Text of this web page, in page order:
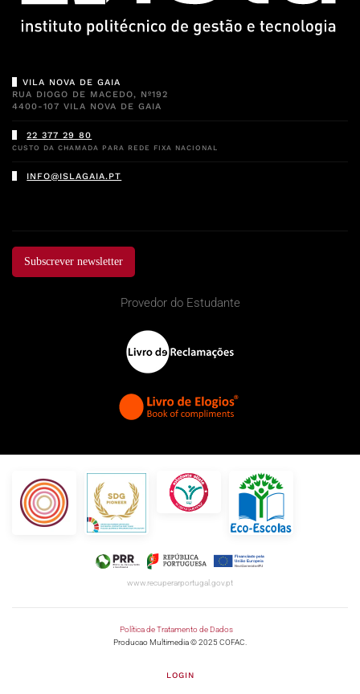
VILA NOVA DE GAIA
RUA DIOGO DE MACEDO, Nº192
4400-107 VILA NOVA DE GAIA
22 377 29 80
CUSTO DA CHAMADA PARA REDE FIXA NACIONAL
INFO@ISLAGAIA.PT
Subscrever newsletter
Provedor do Estudante
www.recuperarportugal.gov.pt
Política de Tratamento de Dados
Producao Multimedia © 2025 COFAC.
LOGIN